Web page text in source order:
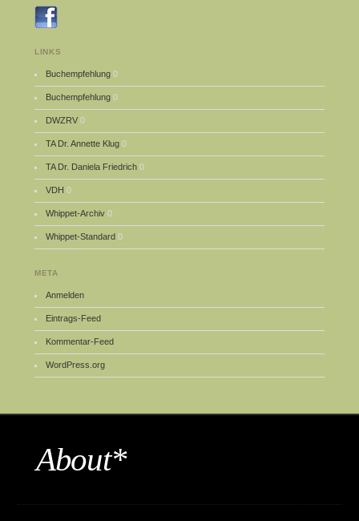
LINKS
Buchempfehlung 0
Buchempfehlung 0
DWZRV 0
TA Dr. Annette Klug 0
TA Dr. Daniela Friedrich 0
VDH 0
Whippet-Archiv 0
Whippet-Standard 0
META
Anmelden
Eintrags-Feed
Kommentar-Feed
WordPress.org
About*